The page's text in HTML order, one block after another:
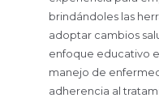
brindándoles las
adoptar cambios
enfoque educativo
manejo de
adherencia al